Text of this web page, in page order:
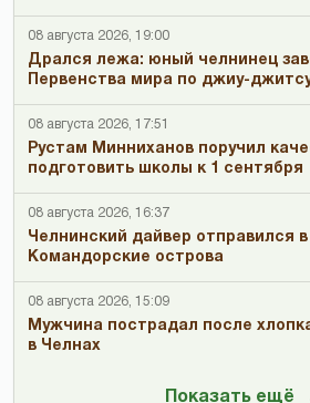
08 августа 2026, 19:00
Дрался лежа: юный челнинец
Первенства мира по джиу-
08 августа 2026, 17:51
Рустам Минниханов поручил
подготовить школы к 1 сентября
08 августа 2026, 16:37
Челнинский дайвер отправился
Командорские острова
08 августа 2026, 15:09
Мужчина пострадал после
в Челнах
Показать ещё